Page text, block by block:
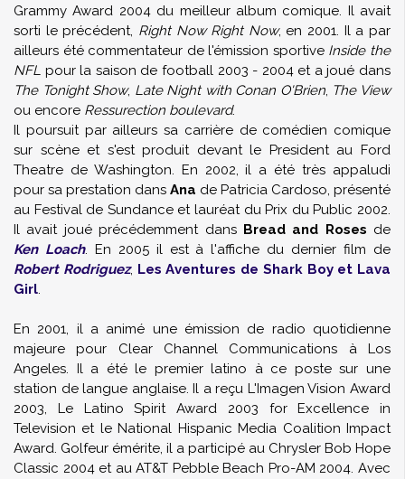
Grammy Award 2004 du meilleur album comique. Il avait
sorti le précédent, Right Now Right Now, en 2001. Il a par
ailleurs été commentateur de l'émission sportive Inside the
NFL pour la saison de football 2003 - 2004 et a joué dans
The Tonight Show, Late Night with Conan O'Brien, The View
ou encore Ressurection boulevard.
Il poursuit par ailleurs sa carrière de comédien comique
sur scène et s'est produit devant le President au Ford
Theatre de Washington. En 2002, il a été très appaludi
pour sa prestation dans Ana de Patricia Cardoso, présenté
au Festival de Sundance et lauréat du Prix du Public 2002.
Il avait joué précédemment dans Bread and Roses de
Ken Loach. En 2005 il est à l'affiche du dernier film de
Robert Rodriguez, Les Aventures de Shark Boy et Lava
Girl.
En 2001, il a animé une émission de radio quotidienne
majeure pour Clear Channel Communications à Los
Angeles. Il a été le premier latino à ce poste sur une
station de langue anglaise. Il a reçu L'Imagen Vision Award
2003, Le Latino Spirit Award 2003 for Excellence in
Television et le National Hispanic Media Coalition Impact
Award. Golfeur émérite, il a participé au Chrysler Bob Hope
Classic 2004 et au AT&T Pebble Beach Pro-AM 2004. Avec